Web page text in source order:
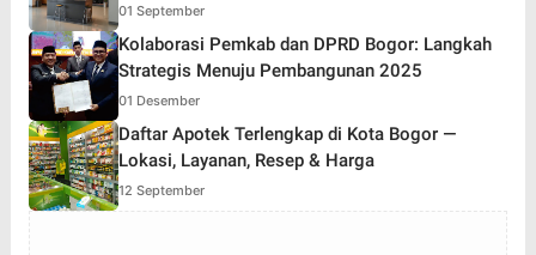
01 September
Kolaborasi Pemkab dan DPRD Bogor: Langkah
Strategis Menuju Pembangunan 2025
01 Desember
Daftar Apotek Terlengkap di Kota Bogor —
Lokasi, Layanan, Resep & Harga
12 September